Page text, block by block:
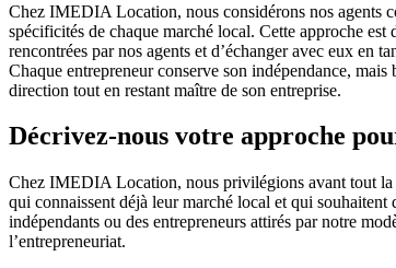
Chez IMEDIA Location, nous considérons nos agents
spécificités de chaque marché local. Cette approche
rencontrées par nos agents et d’échanger avec eux en
Chaque entrepreneur conserve son indépendance,
direction tout en restant maître de son entreprise.
Décrivez-nous votre approche
Chez IMEDIA Location, nous privilégions avant tout la
qui connaissent déjà leur marché local et qui
indépendants ou des entrepreneurs attirés par notre
l’entrepreneuriat.